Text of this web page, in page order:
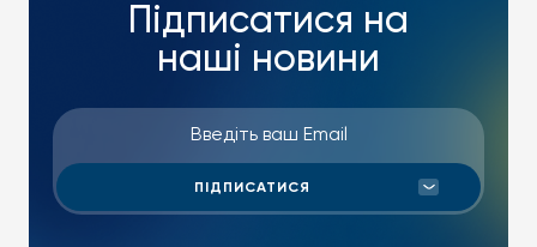
Підписатися на
наші новини